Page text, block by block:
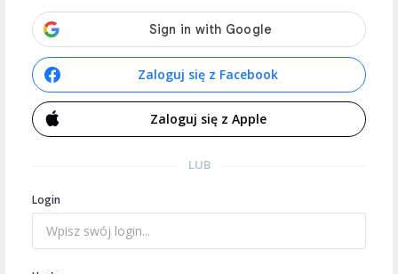
Zaloguj się z Facebook
Zaloguj się z Apple
LUB
Login